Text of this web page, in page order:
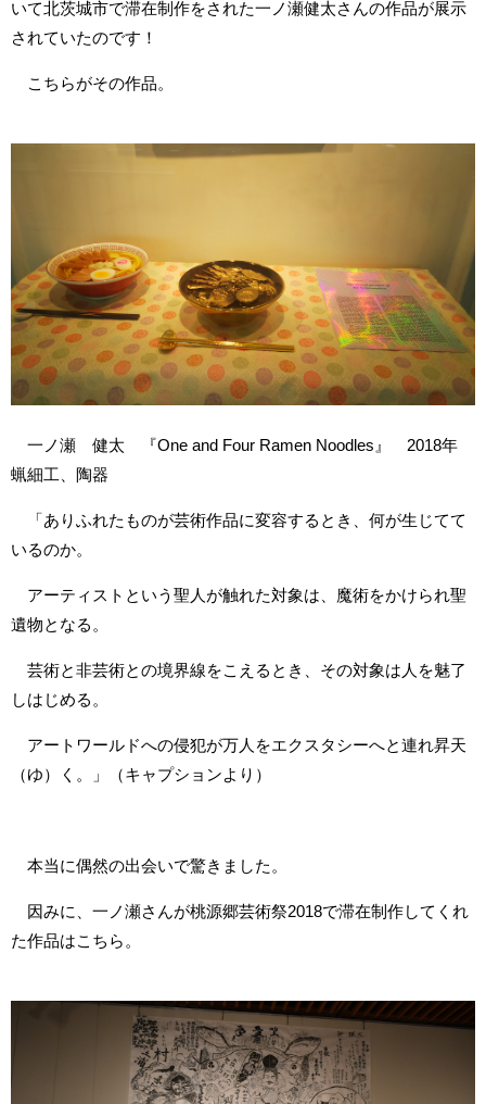
いて北茨城市で滞在制作をされた一ノ瀬健太さんの作品が展示
されていたのです！
こちらがその作品。
一ノ瀬 健太 『One and Four Ramen Noodles』 2018年
蝋細工、陶器
「ありふれたものが芸術作品に変容するとき、何が生じてて
いるのか。
アーティストという聖人が触れた対象は、魔術をかけられ聖
遺物となる。
芸術と非芸術との境界線をこえるとき、その対象は人を魅了
しはじめる。
アートワールドへの侵犯が万人をエクスタシーへと連れ昇天
（ゆ）く。」（キャプションより）
本当に偶然の出会いで驚きました。
因みに、一ノ瀬さんが桃源郷芸術祭2018で滞在制作してくれ
た作品はこちら。